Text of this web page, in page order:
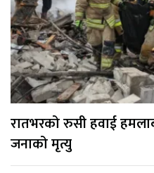
रातभरको रुसी हवाई
जनाको मृत्यु